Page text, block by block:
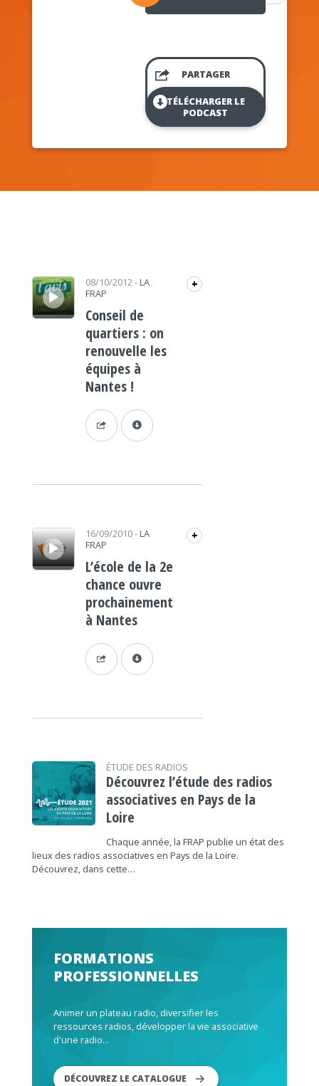
PARTAGER
TÉLÉCHARGER LE
PODCAST
Lecteur audio 08/10/2012- LA
FRAP
+
Conseil de
quartiers : on
renouvelle les
équipes à
Nantes !
Lecteur audio 16/09/2010- LA
FRAP
+
L’école de la 2e
chance ouvre
prochainement
à Nantes
ÉTUDE DES RADIOS
Découvrez l’étude des radios
associatives en Pays de la
Loire
Chaque année, la FRAP publie un état des
lieux des radios associatives en Pays de la Loire.
Découvrez, dans cette…
FORMATIONS
PROFESSIONNELLES
Animer un plateau radio, diversifier les
ressources radios, développer la vie associative
d'une radio...
DÉCOUVREZ LE CATALOGUE